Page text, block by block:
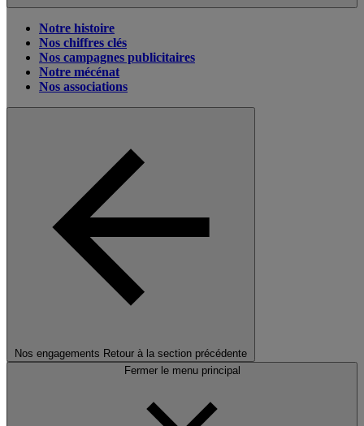
Notre histoire
Nos chiffres clés
Nos campagnes publicitaires
Notre mécénat
Nos associations
Nos engagements Retour à la section précédente
Fermer le menu principal